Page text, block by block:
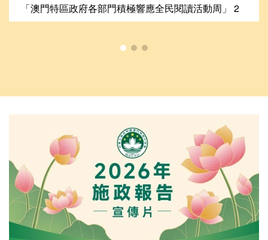
「澳門特區政府各部門積極響應全民閱讀活動周」 2